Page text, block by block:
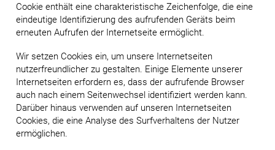
Cookie enthält eine charakteristische Zeichenfolge, die eine
eindeutige Identifizierung des aufrufenden Geräts beim
erneuten Aufrufen der Internetseite ermöglicht.
Wir setzen Cookies ein, um unsere Internetseiten
nutzerfreundlicher zu gestalten. Einige Elemente unserer
Internetseiten erfordern es, dass der aufrufende Browser
auch nach einem Seitenwechsel identifiziert werden kann.
Darüber hinaus verwenden auf unseren Internetseiten
Cookies, die eine Analyse des Surfverhaltens der Nutzer
ermöglichen.